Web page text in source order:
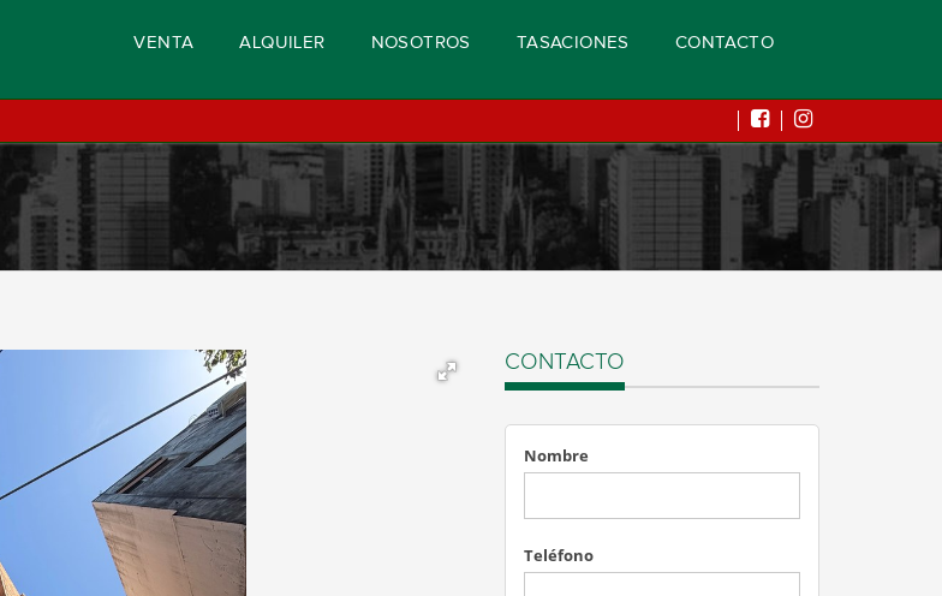
VENTA ALQUILER NOSOTROS TASACIONES CONTACTO
CONTACTO
Nombre
Teléfono